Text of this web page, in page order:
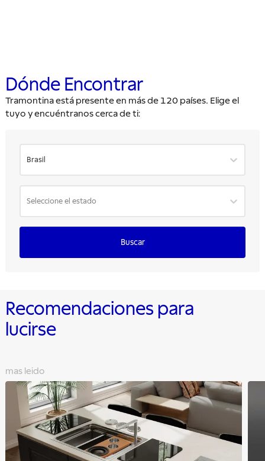
Dónde Encontrar
Tramontina está presente en más de 120 países. Elige el
tuyo y encuéntranos cerca de ti:
Brasil
Seleccione el estado
Buscar
Recomendaciones para
lucirse
mas leido